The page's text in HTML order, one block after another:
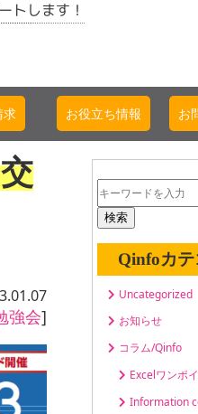
トします！
求 お役立ち情報 お
強会]
検索
Qinfoカ
Uncategorized
お知らせ
コラム/Qinfo
Excelワンポ
Information